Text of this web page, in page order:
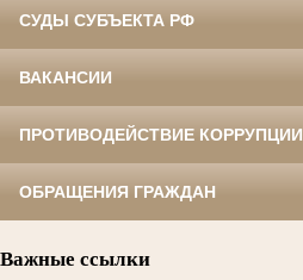
СУДЫ СУБЪЕКТА РФ
ВАКАНСИИ
ПРОТИВОДЕЙСТВИЕ КОРРУПЦИИ
ОБРАЩЕНИЯ ГРАЖДАН
Важные ссылки